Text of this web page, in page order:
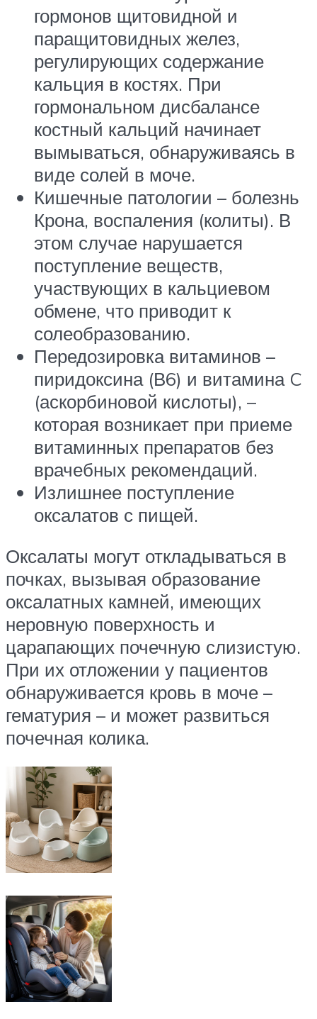
гормонов щитовидной и
паращитовидных желез,
регулирующих содержание
кальция в костях. При
гормональном дисбалансе
костный кальций начинает
вымываться, обнаруживаясь в
виде солей в моче.
Кишечные патологии – болезнь
Крона, воспаления (колиты). В
этом случае нарушается
поступление веществ,
участвующих в кальциевом
обмене, что приводит к
солеобразованию.
Передозировка витаминов –
пиридоксина (В6) и витамина C
(аскорбиновой кислоты), –
которая возникает при приеме
витаминных препаратов без
врачебных рекомендаций.
Излишнее поступление
оксалатов с пищей.
Оксалаты могут откладываться в
почках, вызывая образование
оксалатных камней, имеющих
неровную поверхность и
царапающих почечную слизистую.
При их отложении у пациентов
обнаруживается кровь в моче –
гематурия – и может развиться
почечная колика.